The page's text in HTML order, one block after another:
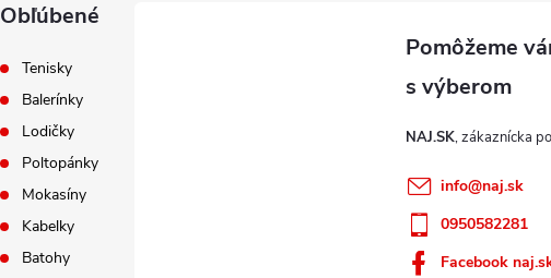
Obľúbené
Tenisky
Balerínky
Lodičky
Poltopánky
Mokasíny
Kabelky
Batohy
NAJ.SK
info@naj.sk
0950582281
Facebook